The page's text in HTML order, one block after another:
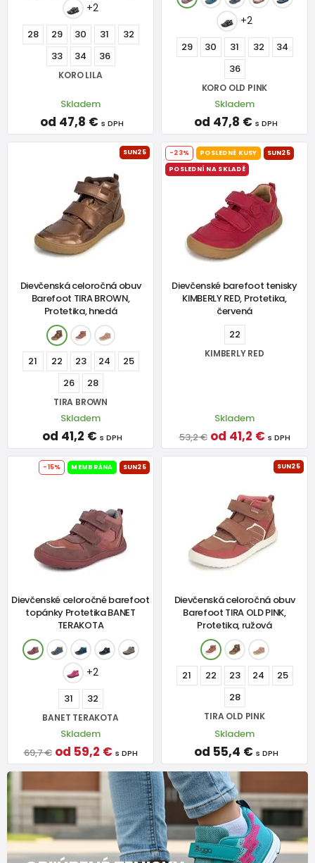
+2
28 29 30 31
32
33
34 36
KORO LILA
Skladem
od 47,8 € s DPH
+2
29 30 31 32
34
36
KORO OLD PINK
Skladem
od 47,8 € s DPH
SUN25
Dievčenská celoročná obuv
Barefoot TIRA BROWN,
Protetika, hnedá
21 22 23 24
25
26
28
TIRA BROWN
Skladem
od 41,2 € s DPH
-23% POSLEDNÉ KUSY
SUN25
POSLEDNÍ NA SKLADĚ
Dievčenské barefoot tenisky
KIMBERLY RED, Protetika,
červená
22
KIMBERLY RED
Skladem
53,2 € od 41,2 € s DPH
-15% MEMBRÁNA SUN25
Dievčenské celoročné barefoot
topánky Protetika BANET
TERAKOTA
+2
31 32
BANET TERAKOTA
Skladem
69,7 € od 59,2 € s DPH
SUN25
Dievčenská celoročná obuv
Barefoot TIRA OLD PINK,
Protetika, ružová
21 22 23 24
25
28
TIRA OLD PINK
Skladem
od 55,4 € s DPH